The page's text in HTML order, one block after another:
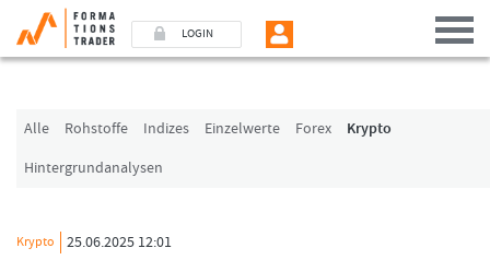
LOGIN
Alle Rohstoffe Indizes Einzelwerte Forex
Krypto
Hintergrundanalysen
Krypto 25.06.2025 12:01
Benutzer (E-Mail-Adresse in Kleinschrift)
Angemeldet bleiben